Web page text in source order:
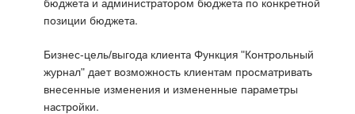
бюджета и администратором бюджета по конкретной
позиции бюджета.
Бизнес-цель/выгода клиента Функция "Контрольный
журнал" дает возможность клиентам просматривать
внесенные изменения и измененные параметры
настройки.